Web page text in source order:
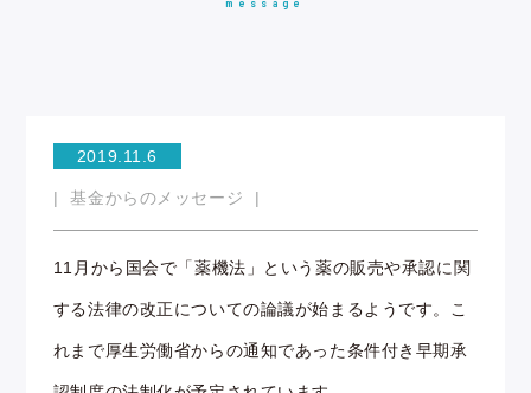
message
2019.11.6
基金からのメッセージ
11月から国会で「薬機法」という薬の販売や承認に関
する法律の改正についての論議が始まるようです。こ
れまで厚生労働省からの通知であった条件付き早期承